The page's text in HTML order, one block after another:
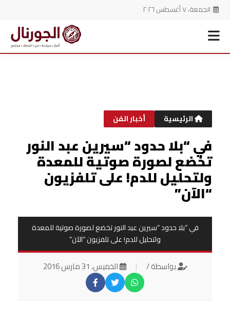
الجمعة، ٧ أغسطس ٢٠٢٦
الرئيسية أخبار الفن
في “بلا حدود “سيرين عبد النور
تخضع لصورة صوتية للمعدة
ولتحليل للدم! على تلفزيون
“الآن”
في “بلا حدود “سيرين عبد النور تخضع لصورة صوتية للمعدة
ولتحليل للدم! على تلفزيون “الآن”
بواسطة / | الخميس، 31 مارس 2016